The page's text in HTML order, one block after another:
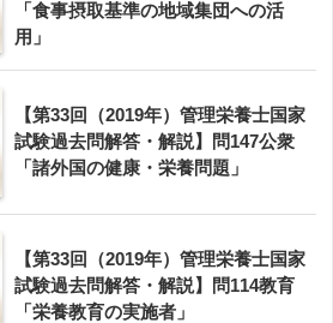
「食事摂取基準の地域集団への活
用」
【第33回（2019年）管理栄養士国家
試験過去問解答・解説】問147公衆
「諸外国の健康・栄養問題」
【第33回（2019年）管理栄養士国家
試験過去問解答・解説】問114教育
「栄養教育の実施者」